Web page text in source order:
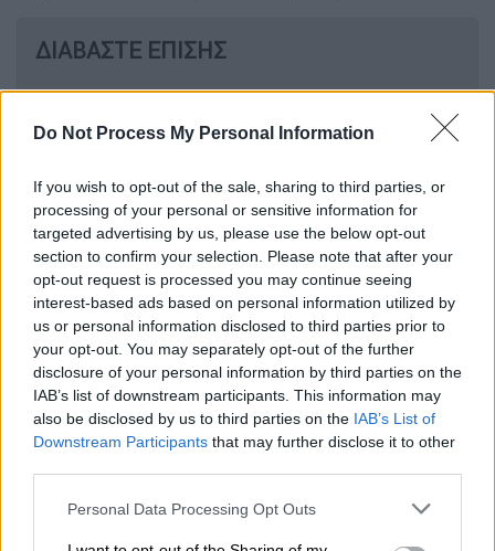
Do Not Process My Personal Information
If you wish to opt-out of the sale, sharing to third parties, or
processing of your personal or sensitive information for
targeted advertising by us, please use the below opt-out
section to confirm your selection. Please note that after your
opt-out request is processed you may continue seeing
interest-based ads based on personal information utilized by
us or personal information disclosed to third parties prior to
your opt-out. You may separately opt-out of the further
disclosure of your personal information by third parties on the
IAB’s list of downstream participants. This information may
also be disclosed by us to third parties on the IAB’s List of
Downstream Participants that may further disclose it to other
Please note that this website/app uses one or more Google
Personal Data Processing Opt Outs
ΔΙΑΒΑΣΤΕ ΕΠΙΣΗΣ
Υγεία|17.02.2023 07:00
Ετοιμάζονται αλλαγές στις
θα επιλέγονται
Η σύγκριση αυτή βασίζεται σταεμβόλια
αγγελιαφόρου RNA των Pfizer/BioNTech και
Moderna, που είναι από ταπιο
αποτελεσματικάκατά της Covid και
αποτελούν την αιχμή των εκστρατειών
εμβολιασμού πολυάριθμων δυτικών χωρών.
συγκρίνουν τους κινδύνους να κολλήσει